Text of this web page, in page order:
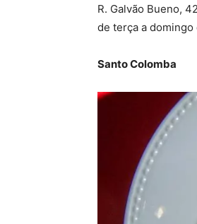
R. Galvão Bueno,
de terça a domingo
Santo Colomba